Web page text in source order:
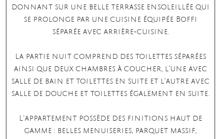
donnant sur une belle terrasse ensoleillée qui
se prolonge par une cuisine équipée Boffi
séparée avec arrière-cuisine.
La partie nuit comprend des toilettes séparées
ainsi que deux chambres à coucher, l’une avec
salle de bain et toilettes en suite et l’autre avec
salle de douche et toilettes également en suite.
L‘appartement possède des finitions haut de
gamme : belles menuiseries, parquet massif,